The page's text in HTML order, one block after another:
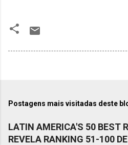
Postagens mais visitadas deste
LATIN AMERICA'S 50 BEST
REVELA RANKING 51-100